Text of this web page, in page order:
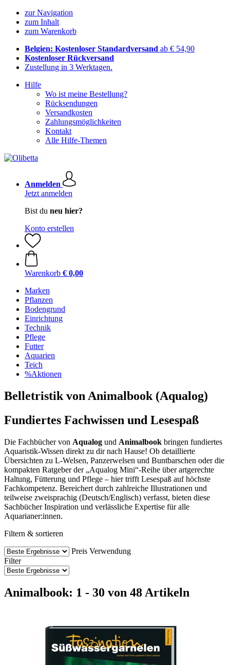
zur Navigation
zum Inhalt
zum Warenkorb
Belgien: Kostenloser Standardversand ab € 54,90
Kostenloser Rückversand
Zustellung in 3 Werktagen.
Hilfe
Wo ist meine Bestellung?
Rücksendungen
Versandkosten
Zahlungsmöglichkeiten
Kontakt
Alle Hilfe-Themen
Anmelden
Jetzt anmelden
Bist du neu hier?
Konto erstellen
Warenkorb € 0,00
Marken
Pflanzen
Bodengrund
Einrichtung
Technik
Pflege
Futter
Aquarien
Teich
%Aktionen
Belletristik von Animalbook (Aqualog)
Fundiertes Fachwissen und Lesespaß
Die Fachbücher von Aqualog und Animalbook bringen fundiertes
Aquaristik-Wissen direkt zu dir nach Hause! Ob detaillierte
Übersichten zu L-Welsen, Panzerwelsen und Buntbarschen oder die
kompakten Ratgeber der „Aqualog Mini“-Reihe über artgerechte
Haltung, Fütterung und Pflege – hier trifft Lesespaß auf höchste
Fachkompetenz. Bereichert durch zahlreiche Illustrationen und
teilweise zweisprachig (Deutsch/Englisch) verfasst, bieten diese
Sachbücher Inspiration und verlässliche Expertise für alle
Aquarianer:innen.
Filtern & sortieren
Preis Verwendung
Filter
Animalbook: 1 - 30 von 48 Artikeln